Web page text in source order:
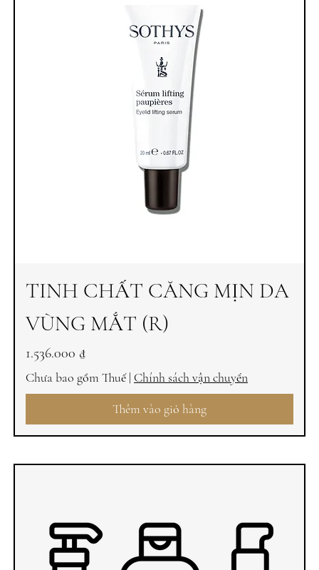
TINH CHẤT CĂNG MỊN DA
VÙNG MẮT (R)
Giá
1.536.000 ₫
Chưa bao gồm Thuế| Chính sách vận chuyển
Thêm vào giỏ hàng